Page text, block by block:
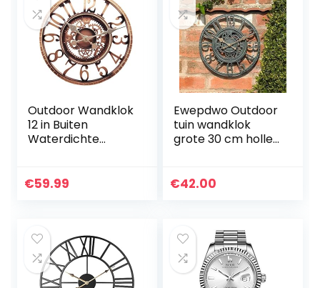
Outdoor Wandklok
12 in Buiten
Waterdichte
Aangedreven
€59.99
Ewepdwo Outdoor
tuin wandklok
grote 30 cm holle
weerbestendig
€42.00